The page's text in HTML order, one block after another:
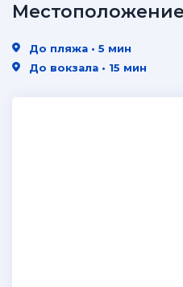
До пляжа • 5 мин
До вокзала • 15 мин